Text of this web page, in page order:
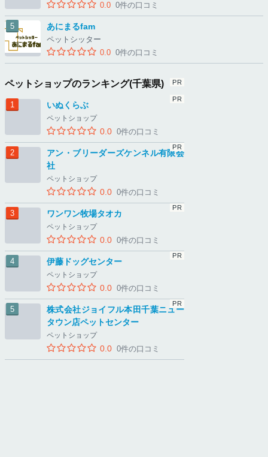
0.0 0件の口コミ
あにまるfam
ペットシッター
0.0 0件の口コミ
ペットショップのランキング(千葉県)
いぬくらぶ
ペットショップ
0.0 0件の口コミ
アン・ブリーダーズケンネル有限会
社
ペットショップ
0.0 0件の口コミ
ワンワン牧場タオカ
ペットショップ
0.0 0件の口コミ
伊藤ドッグセンター
ペットショップ
0.0 0件の口コミ
株式会社ジョイフル本田千葉ニュー
タウン店ペットセンター
ペットショップ
0.0 0件の口コミ